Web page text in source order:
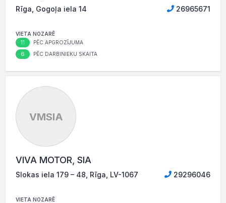
Rīga, Gogoļa iela 14 26965671
VIETA NOZARĒ
11 PĒC APGROZĪJUMA
6 PĒC DARBINIEKU SKAITA
VMSIA
VIVA MOTOR, SIA
Slokas iela 179 – 48, Rīga, LV-1067 29296046
VIETA NOZARĒ